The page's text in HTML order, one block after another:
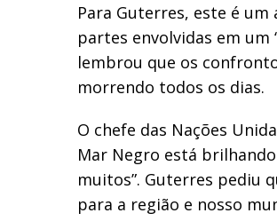
Para Guterres, este é
partes envolvidas em um
lembrou que os
morrendo todos os dias.
O chefe das Nações
Mar Negro está
muitos”. Guterres pediu
para a região e nosso